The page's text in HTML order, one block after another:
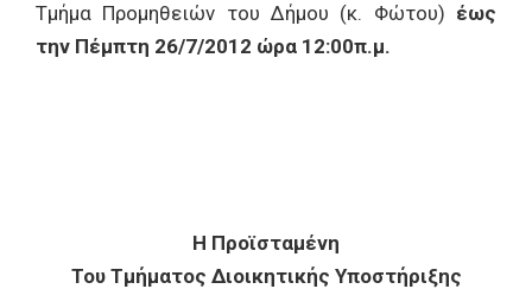
Τμήμα Προμηθειών του Δήμου (κ. Φώτου) έως
την Πέμπτη 26/7/2012 ώρα 12:00π.μ.
Η Προϊσταμένη
Του Τμήματος Διοικητικής Υποστήριξης